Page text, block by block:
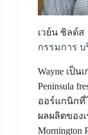
เวย์น ชิลด์ส
กรรมการ
Wayne เป็
Peninsula
ออร์แกนิกที่
ผลผลิตของ
Mornington